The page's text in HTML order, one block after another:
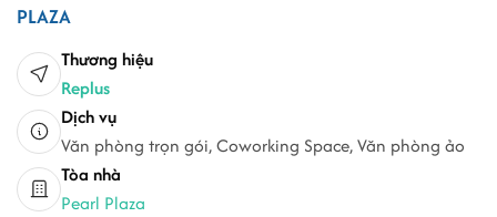
PLAZA
Thương hiệu
Replus
Dịch vụ
Văn phòng trọn gói, Coworking Space, Văn phòng ảo
Tòa nhà
Pearl Plaza